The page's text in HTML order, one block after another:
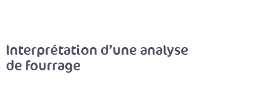
Interprétation d’une analyse
de fourrage